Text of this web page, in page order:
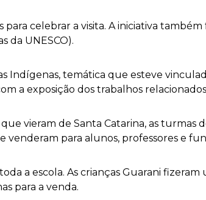
celebrar a visita. A iniciativa
da UNESCO).
Indígenas, temática que esteve
a exposição dos trabalhos
vieram de Santa Catarina, as turmas
venderam para alunos, professores e
a escola. As crianças Guarani
para a venda.